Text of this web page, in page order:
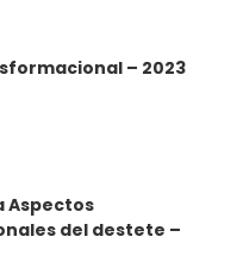
– 2023
Aspectos
del destete –